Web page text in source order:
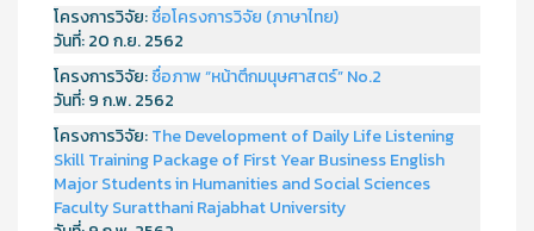
โครงการวิจัย:ชื่อโครงการวิจัย (ภาษาไทย)
วันที่:20 ก.ย. 2562
โครงการวิจัย:ชื่อภาพ “หน้าตึกมนุษศาสตร์” No.2
วันที่:9 ก.พ. 2562
โครงการวิจัย:The Development of Daily Life Listening
Skill Training Package of First Year Business English
Major Students in Humanities and Social Sciences
Faculty Suratthani Rajabhat University